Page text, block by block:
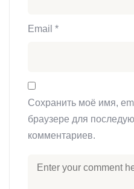
Email *
Сохранить моё имя,
браузере для
комментариев.